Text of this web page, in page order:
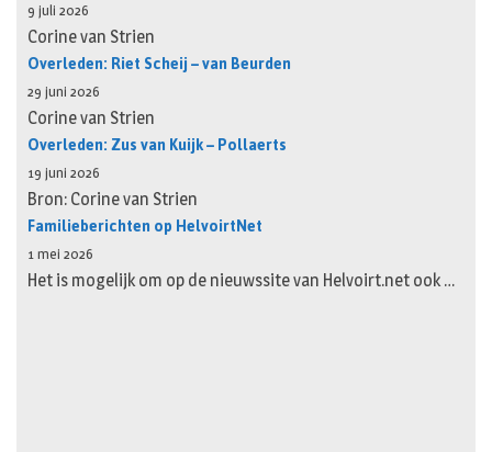
9 juli 2026
Corine van Strien
Overleden: Riet Scheij – van Beurden
29 juni 2026
Corine van Strien
Overleden: Zus van Kuijk – Pollaerts
19 juni 2026
Bron: Corine van Strien
Familieberichten op HelvoirtNet
1 mei 2026
Het is mogelijk om op de nieuwssite van Helvoirt.net ook …